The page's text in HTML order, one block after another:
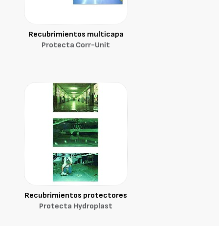
Recubrimientos multicapa
Protecta Corr-Unit
Recubrimientos protectores
Protecta Hydroplast